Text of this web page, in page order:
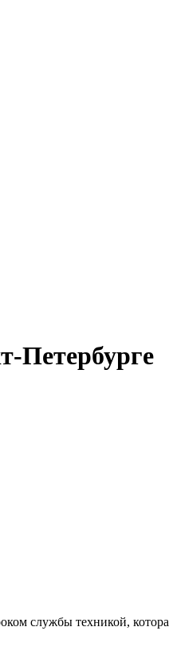
Петербурге
службы техникой,